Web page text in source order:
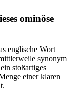
ominöse
englische Wort
synonym
stoßartiges
einer klaren